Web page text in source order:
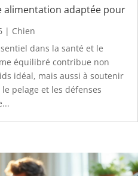
alimentation adaptée pour
| Chien
dans la santé et le
équilibré contribue non
idéal, mais aussi à soutenir
pelage et les défenses